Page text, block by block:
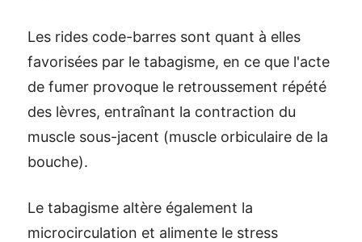
Les rides code-barres sont quant à elles
favorisées par le tabagisme, en ce que l'acte
de fumer provoque le retroussement répété
des lèvres, entraînant la contraction du
muscle sous-jacent (muscle orbiculaire de la
bouche).
Le tabagisme altère également la
microcirculation et alimente le stress